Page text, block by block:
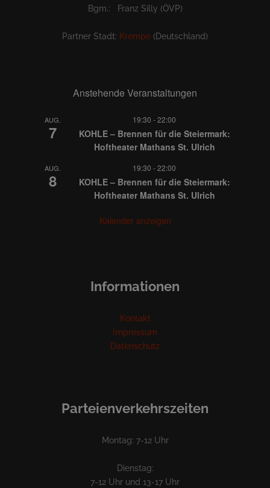
Bgm.: Franz Silly (ÖVP)
Partner Stadt: Krempe (Deutschland)
Anstehende Veranstaltungen
AUG.
7
19:30 -22:00
KOHLE – Brennen für die Steiermark:
Hoftheater Mathans St. Ulrich
AUG.
8
19:30 -22:00
KOHLE – Brennen für die Steiermark:
Hoftheater Mathans St. Ulrich
Kalender anzeigen
Informationen
Kontakt
Impressum
Datenschutz
Parteienverkehrszeiten
Montag: 7-12 Uhr
Dienstag:
7-12 Uhr und 13-17 Uhr